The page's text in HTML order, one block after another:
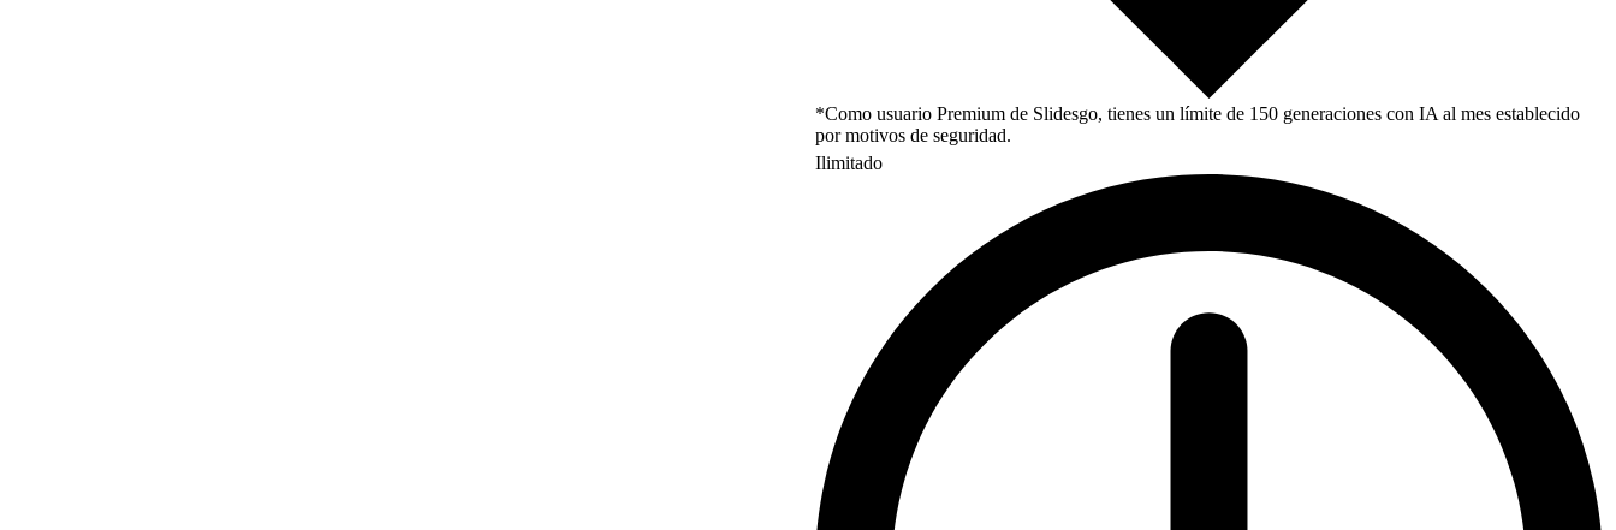
*Como usuario Premium de Slidesgo, tienes un límite de 150 generaciones con IA al mes establecido
por motivos de seguridad.
Ilimitado